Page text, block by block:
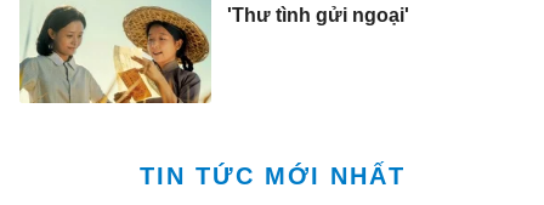
'Thư tình gửi ngoại'
TIN TỨC MỚI NHẤT